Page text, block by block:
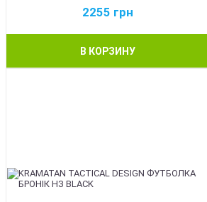
2255 грн
В КОРЗИНУ